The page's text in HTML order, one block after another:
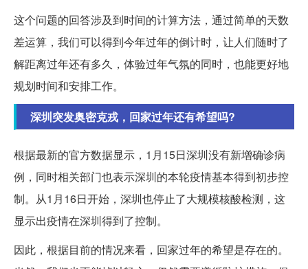
这个问题的回答涉及到时间的计算方法，通过简单的天数
差运算，我们可以得到今年过年的倒计时，让人们随时了
解距离过年还有多久，体验过年气氛的同时，也能更好地
规划时间和安排工作。
深圳突发奥密克戎，回家过年还有希望吗?
根据最新的官方数据显示，1月15日深圳没有新增确诊病
例，同时相关部门也表示深圳的本轮疫情基本得到初步控
制。从1月16日开始，深圳也停止了大规模核酸检测，这
显示出疫情在深圳得到了控制。
因此，根据目前的情况来看，回家过年的希望是存在的。